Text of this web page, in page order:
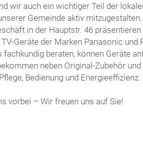
wir auch ein wichtiger Teil der
Gemeinde aktiv mitzugestalten.
in der Hauptstr. 46
Geräte der Marken Panasonic und
fachkundig beraten, können Geräte
neben Original-Zubehör
Bedienung und Energieeffizienz.
vorbei – Wir freuen uns auf Sie!